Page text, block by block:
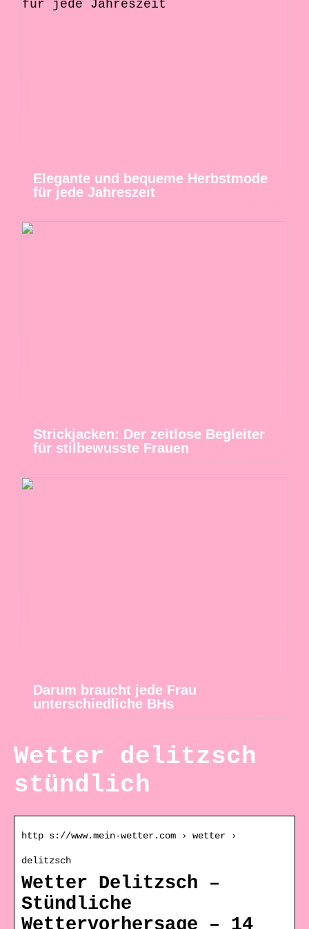
Elegante und bequeme Herbstmode
für jede Jahreszeit
Strickjacken: Der zeitlose Begleiter
für stilbewusste Frauen
Darum braucht jede Frau
unterschiedliche BHs
Wetter delitzsch
stündlich
http s://www.mein-wetter.com › wetter ›
delitzsch
Wetter Delitzsch –
Stündliche